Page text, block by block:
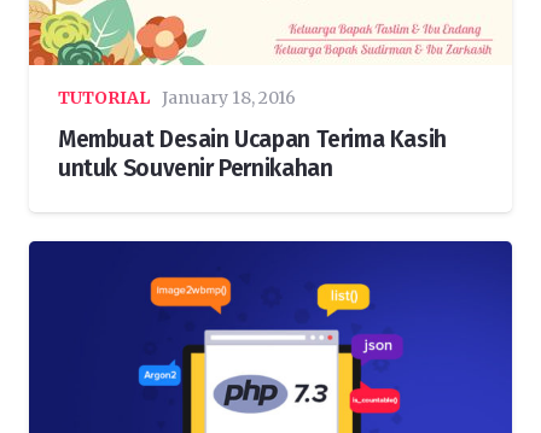
TUTORIAL January 18, 2016
Membuat Desain Ucapan Terima Kasih
untuk Souvenir Pernikahan